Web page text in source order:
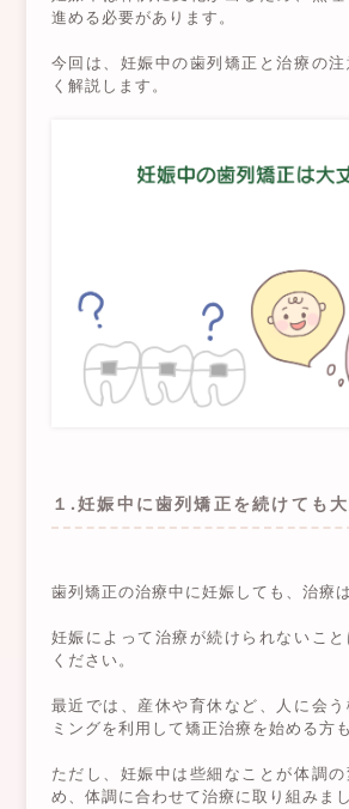
進める必要があります。
今回は、妊娠中の歯列矯正と治療の
く解説します。
１.妊娠中に歯列矯正を続けても
歯列矯正の治療中に妊娠しても、治療
妊娠によって治療が続けられないこ
ください。
最近では、産休や育休など、人に会
ミングを利用して矯正治療を始める方
ただし、妊娠中は些細なことが体調
め、体調に合わせて治療に取り組みまし